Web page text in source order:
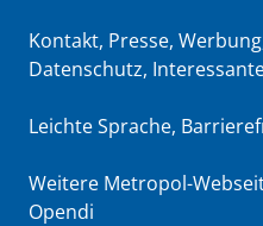
Kontakt, Presse,
Datenschutz,
Leichte Sprache,
Weitere Metropol-
Opendi